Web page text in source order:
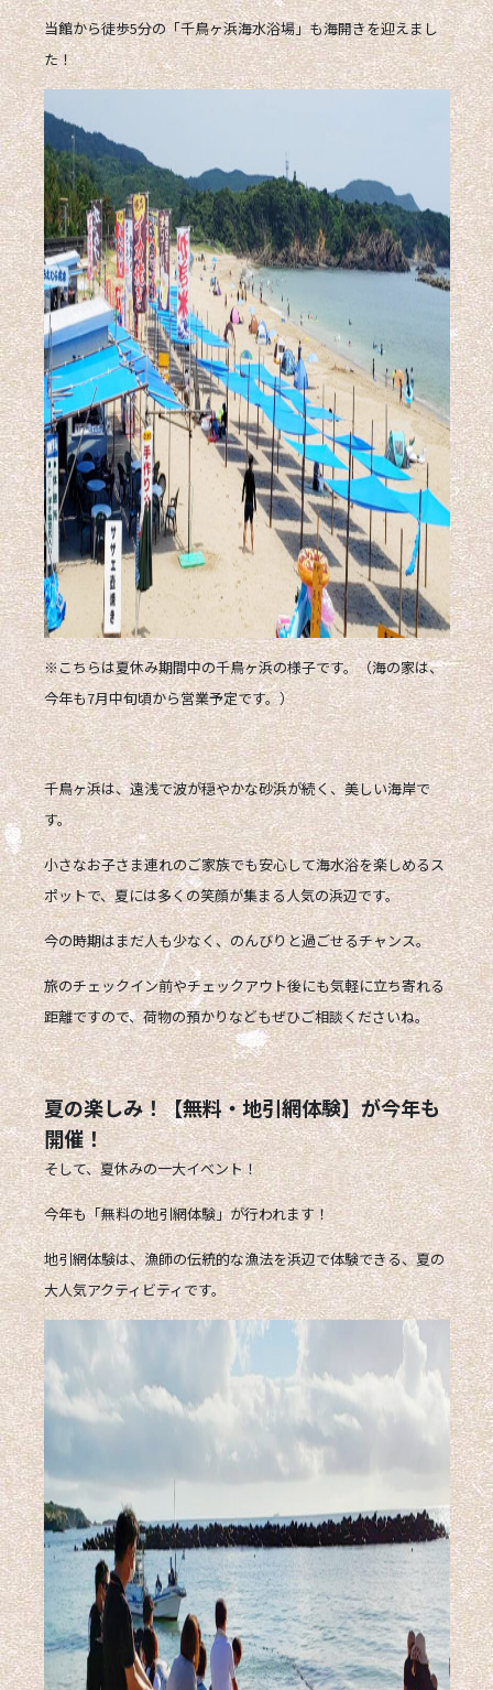
当館から徒歩5分の「千鳥ヶ浜海水浴場」も海開きを迎えまし
た！
※こちらは夏休み期間中の千鳥ヶ浜の様子です。（海の家は、
今年も7月中旬頃から営業予定です。）
千鳥ヶ浜は、遠浅で波が穏やかな砂浜が続く、美しい海岸で
す。
小さなお子さま連れのご家族でも安心して海水浴を楽しめるス
ポットで、夏には多くの笑顔が集まる人気の浜辺です。
今の時期はまだ人も少なく、のんびりと過ごせるチャンス。
旅のチェックイン前やチェックアウト後にも気軽に立ち寄れる
距離ですので、荷物の預かりなどもぜひご相談くださいね。
夏の楽しみ！【無料・地引網体験】が今年も
開催！
そして、夏休みの一大イベント！
今年も「無料の地引網体験」が行われます！
地引網体験は、漁師の伝統的な漁法を浜辺で体験できる、夏の
大人気アクティビティです。